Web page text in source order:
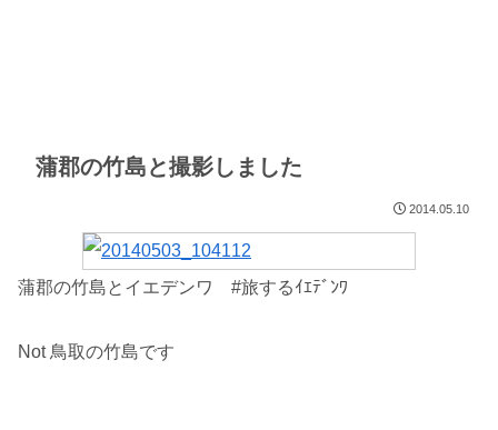
蒲郡の竹島と撮影しました
2014.05.10
蒲郡の竹島とイエデンワ #旅するｲｴﾃﾞﾝﾜ
Not 鳥取の竹島です